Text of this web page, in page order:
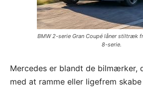
BMW 2-serie Gran Coupé låner stiltræk
8-serie.
Mercedes er blandt de bilmærker,
med at ramme eller ligefrem